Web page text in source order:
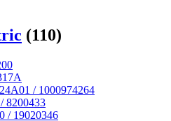
(110)
/ 1000974264
8200433
/ 19020346